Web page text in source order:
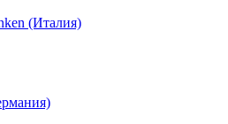
(Италия)